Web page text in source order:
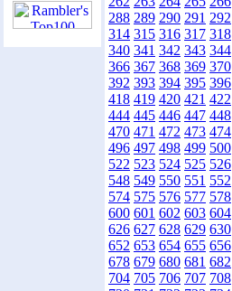
288 289 290 291 292
314 315 316 317 318
340 341 342 343 344
366 367 368 369 370
392 393 394 395 396
418 419 420 421 422
444 445 446 447 448
470 471 472 473 474
496 497 498 499 500
522 523 524 525 526
548 549 550 551 552
574 575 576 577 578
600 601 602 603 604
626 627 628 629 630
652 653 654 655 656
678 679 680 681 682
704 705 706 707 708